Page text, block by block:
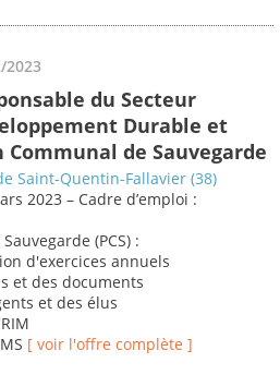
2023
du Secteur
Durable et
Communal de Sauvegarde
Saint-Quentin-Fallavier (38)
2023 – Cadre d’emploi :
(PCS) :
d'exercices annuels
et des documents
et des élus
[ voir l'offre complète ]